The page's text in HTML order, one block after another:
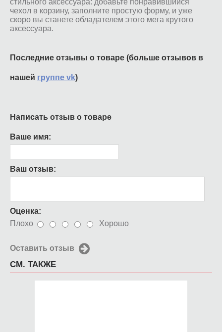
чехол в корзину, заполните простую форму, и уже
скоро вы станете обладателем этого мега крутого
аксессуара.
Последние отзывы о товаре (больше отзывов в
нашей группе vk)
Написать отзыв о товаре
Ваше имя:
Ваш отзыв:
Оценка:
Плохо
Хорошо
Оставить отзыв
СМ. ТАКЖЕ